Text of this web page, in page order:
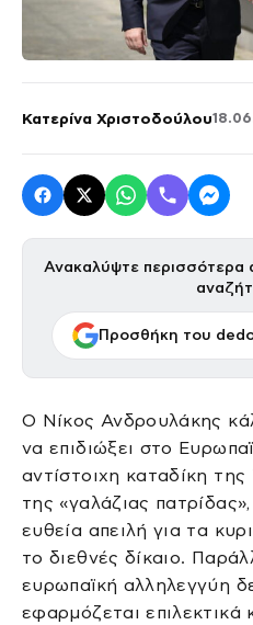
Κατερίνα Χριστοδούλου
Ανακαλύψτε
Προσθήκη του
Ο Νίκος Ανδρουλάκης
να επιδιώξει στο
αντίστοιχη καταδίκη
της «γαλάζιας
ευθεία απειλή για τα
το διεθνές δίκαιο.
ευρωπαϊκή αλληλεγγύη
εφαρμόζεται επιλεκτικά